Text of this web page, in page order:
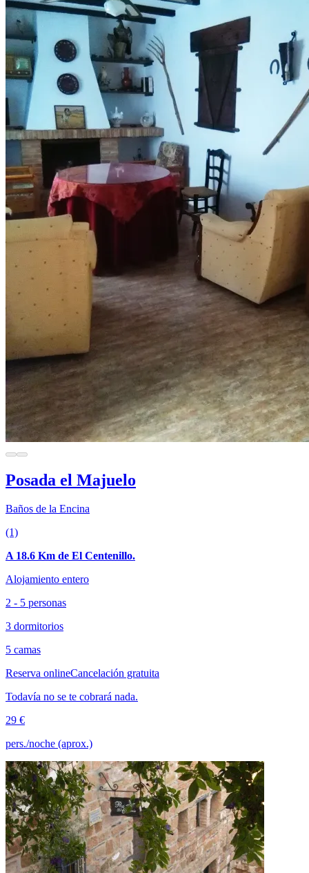
Posada el Majuelo
Baños de la Encina
(1)
A 18.6 Km de El Centenillo.
Alojamiento entero
2 - 5 personas
3 dormitorios
5 camas
Reserva onlineCancelación gratuita
Todavía no se te cobrará nada.
29 €
pers./noche (aprox.)